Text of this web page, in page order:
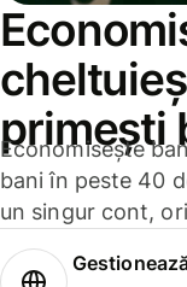
primești
Economisește
bani în peste 40
un singur cont,